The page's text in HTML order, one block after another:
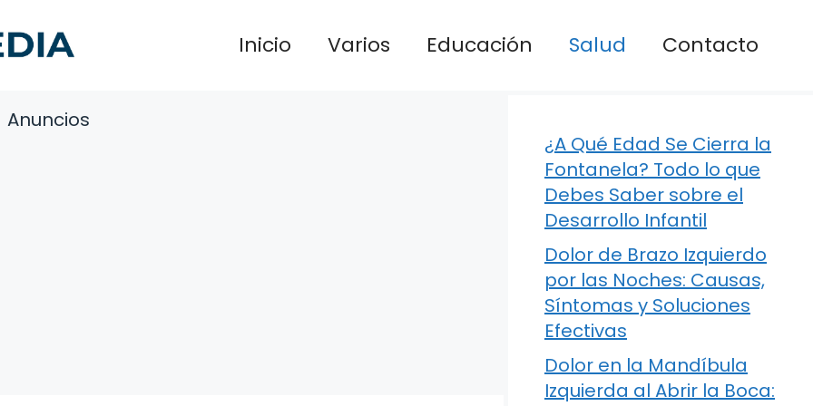
Inicio Varios Educación Salud Contacto
Anuncios
¿A Qué Edad Se Cierra la
Fontanela? Todo lo que
Debes Saber sobre el
Desarrollo Infantil
Dolor de Brazo Izquierdo
por las Noches: Causas,
Síntomas y Soluciones
Efectivas
Dolor en la Mandíbula
Izquierda al Abrir la Boca: